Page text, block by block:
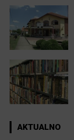
AKTUALNO